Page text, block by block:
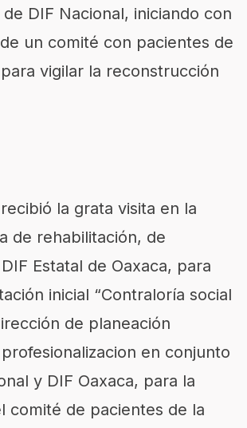
DIF Nacional, iniciando con
un comité con pacientes de
vigilar la reconstrucción
la grata visita en la
de rehabilitación, de
Estatal de Oaxaca, para
inicial “Contraloría social
de planeación
en conjunto
y DIF Oaxaca, para la
comité de pacientes de la